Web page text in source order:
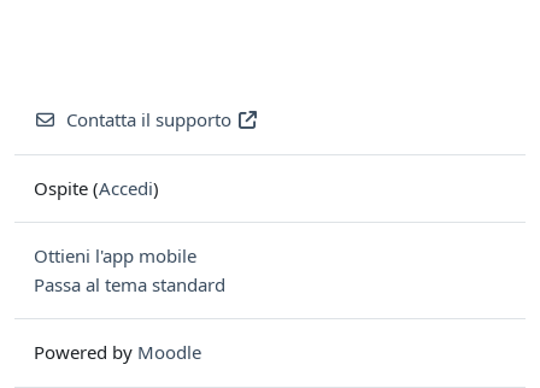
Contatta il supporto
Ospite (Accedi)
Ottieni l'app mobile
Passa al tema standard
Powered by Moodle